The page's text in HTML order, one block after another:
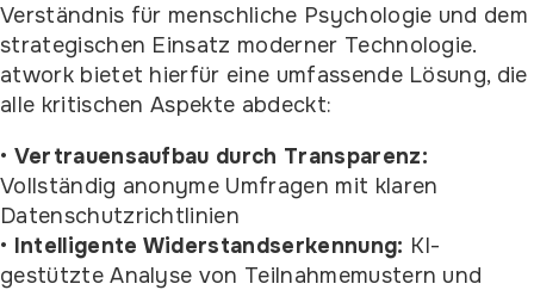
Verständnis für menschliche Psychologie und dem
strategischen Einsatz moderner Technologie.
atwork bietet hierfür eine umfassende Lösung, die
alle kritischen Aspekte abdeckt:
• Vertrauensaufbau durch Transparenz:
Vollständig anonyme Umfragen mit klaren
Datenschutzrichtlinien
• Intelligente Widerstandserkennung: KI-
gestützte Analyse von Teilnahmemustern und